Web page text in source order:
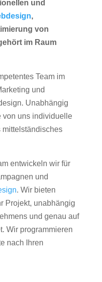
und
,
von
im Raum
Team im
und
Unabhängig
von uns individuelle
mittelständisches
entwickeln wir für
und
. Wir bieten
Projekt, unabhängig
und genau auf
Wir programmieren
nach Ihren